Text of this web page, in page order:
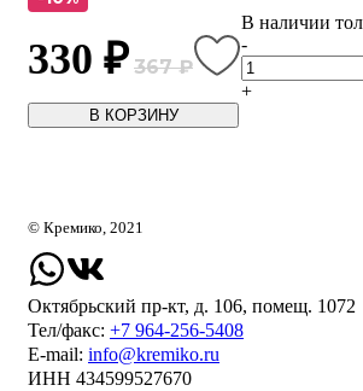
330 ₽ 367 ₽
В наличии
-
+
В КОРЗИНУ
© Кремико, 2021
Октябрьский пр-кт, д. 106, помещ. 1072
Тел/факс: +7 964-256-5408
Е-mail: info@kremiko.ru
ИНН 434599527670